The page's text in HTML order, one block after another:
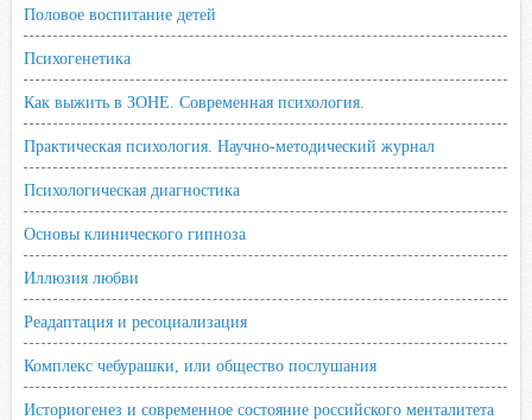
Половое воспитание детей
Психогенетика
Как выжить в ЗОНЕ. Современная психология.
Практическая психология. Научно-методический журнал
Психологическая диагностика
Основы клинического гипноза
Иллюзия любви
Реадаптация и ресоциализация
Комплекс чебурашки, или общество послушания
Историогенез и современное состояние российского менталитета